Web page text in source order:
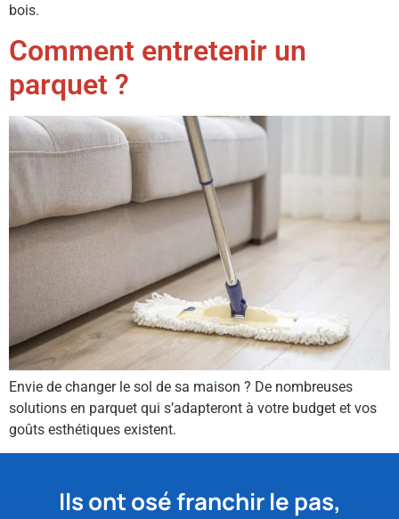
bois.
Comment entretenir un
parquet ?
Envie de changer le sol de sa maison ? De nombreuses
solutions en parquet qui s’adapteront à votre budget et vos
goûts esthétiques existent.
Ils ont osé franchir le pas,